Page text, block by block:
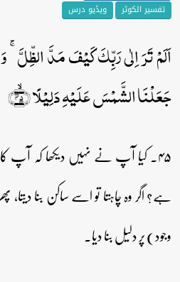
تفسیر الکوثر
ویڈیو درس
اَلَمۡ تَرَ اِلٰی رَبِّکَ کَیۡفَ مَدَّ الظِّلَّ
جَعَلۡنَا الشَّمۡسَ عَلَیۡہِ دَلِیۡلًا ﴿ۙ۴۵﴾
۴۵۔ کیا آپ نے نہیں دیکھا کہ آپ
ہے؟ اگر وہ چاہتا تو اسے ساکن بنا
وجود) پر دلیل بنا دیا۔